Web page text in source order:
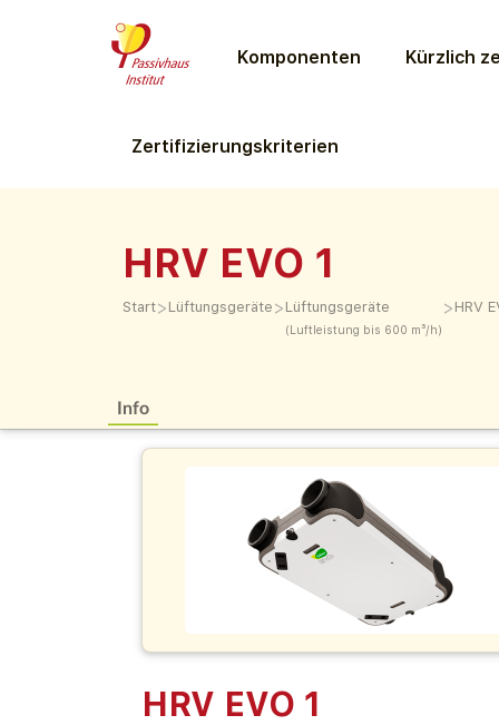
Komponenten Kürzlich
Zertifizierungs­kriterien
HRV EVO 1
Start> Lüftungs­geräte > Lüftungs­geräte
(Luftleistung bis 600 m³/h)
> HRV
Info
HRV EVO 1